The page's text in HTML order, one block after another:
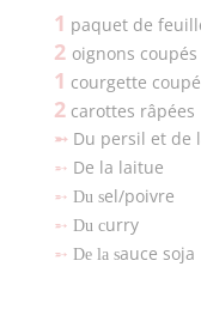
1 paquet de
2 oignons
1 courgette
2carottes râpées
➵ Du persil et de
➵ De la laitue
➵ Du sel/poivre
➵ Du curry
➵ De la sauce soja